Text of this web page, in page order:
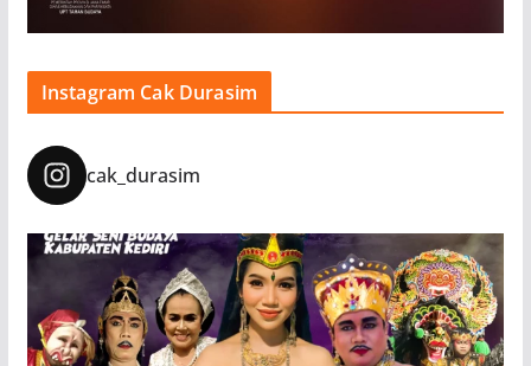
Instagram Cak Durasim
cak_durasim